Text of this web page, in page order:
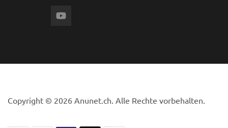
Copyright © 2026 Anunet.ch. Alle Rechte vorbehalten.